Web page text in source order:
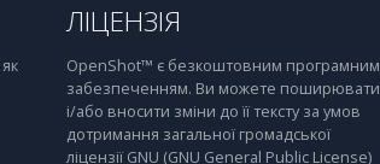
ЛІЦЕНЗІЯ
OpenShot™ є безкоштовним програмним
забезпеченням. Ви можете поширювати
і/або вносити зміни до її тексту за умов
дотримання загальної громадської
ліцензії GNU (GNU General Public License)